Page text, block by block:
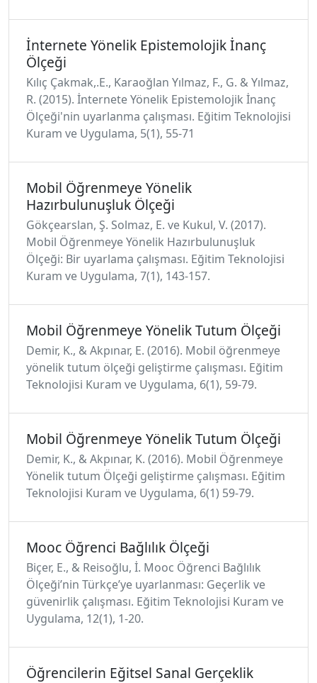
İnternete Yönelik Epistemolojik İnanç
Ölçeği
Kılıç Çakmak,.E., Karaoğlan Yılmaz, F., G. & Yılmaz,
R. (2015). İnternete Yönelik Epistemolojik İnanç
Ölçeği'nin uyarlanma çalışması. Eğitim Teknolojisi
Kuram ve Uygulama, 5(1), 55-71
Mobil Öğrenmeye Yönelik
Hazırbulunuşluk Ölçeği
Gökçearslan, Ş. Solmaz, E. ve Kukul, V. (2017).
Mobil Öğrenmeye Yönelik Hazırbulunuşluk
Ölçeği: Bir uyarlama çalışması. Eğitim Teknolojisi
Kuram ve Uygulama, 7(1), 143-157.
Mobil Öğrenmeye Yönelik Tutum Ölçeği
Demir, K., & Akpınar, E. (2016). Mobil öğrenmeye
yönelik tutum ölçeği geliştirme çalışması. Eğitim
Teknolojisi Kuram ve Uygulama, 6(1), 59-79.
Mobil Öğrenmeye Yönelik Tutum Ölçeği
Demir, K., & Akpınar, K. (2016). Mobil Öğrenmeye
Yönelik tutum Ölçeği geliştirme çalışması. Eğitim
Teknolojisi Kuram ve Uygulama, 6(1) 59-79.
Mooc Öğrenci Bağlılık Ölçeği
Biçer, E., & Reisoğlu, İ. Mooc Öğrenci Bağlılık
Ölçeği’nin Türkçe’ye uyarlanması: Geçerlik ve
güvenirlik çalışması. Eğitim Teknolojisi Kuram ve
Uygulama, 12(1), 1-20.
Öğrencilerin Eğitsel Sanal Gerçeklik